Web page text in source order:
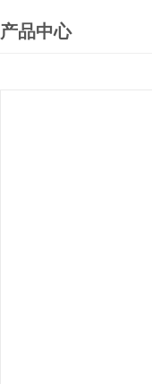
产品中心